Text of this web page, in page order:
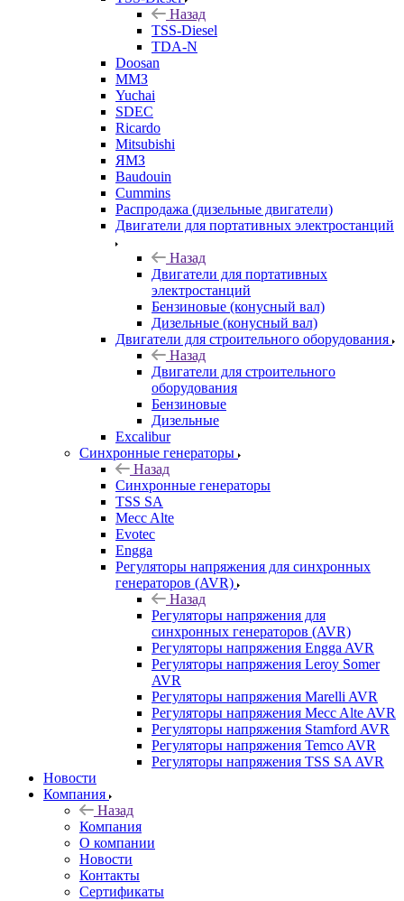
Назад
TSS-Diesel
TDA-N
Doosan
ММЗ
Yuchai
SDEC
Ricardo
Mitsubishi
ЯМЗ
Baudouin
Cummins
Распродажа (дизельные двигатели)
Двигатели для портативных электростанций
Назад
Двигатели для портативных
электростанций
Бензиновые (конусный вал)
Дизельные (конусный вал)
Двигатели для строительного оборудования
Назад
Двигатели для строительного
оборудования
Бензиновые
Дизельные
Excalibur
Синхронные генераторы
Назад
Синхронные генераторы
TSS SA
Mecc Alte
Evotec
Engga
Регуляторы напряжения для синхронных
генераторов (AVR)
Назад
Регуляторы напряжения для
синхронных генераторов (AVR)
Регуляторы напряжения Engga AVR
Регуляторы напряжения Leroy Somer
AVR
Регуляторы напряжения Marelli AVR
Регуляторы напряжения Mecc Alte AVR
Регуляторы напряжения Stamford AVR
Регуляторы напряжения Temco AVR
Регуляторы напряжения TSS SA AVR
Новости
Компания
Назад
Компания
О компании
Новости
Контакты
Сертификаты